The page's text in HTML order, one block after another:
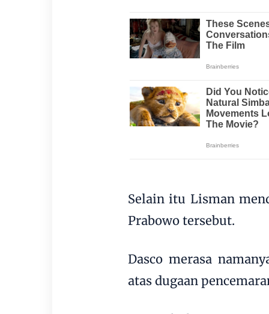
Selain itu Lisman
Prabowo tersebut.
Dasco merasa
atas dugaan